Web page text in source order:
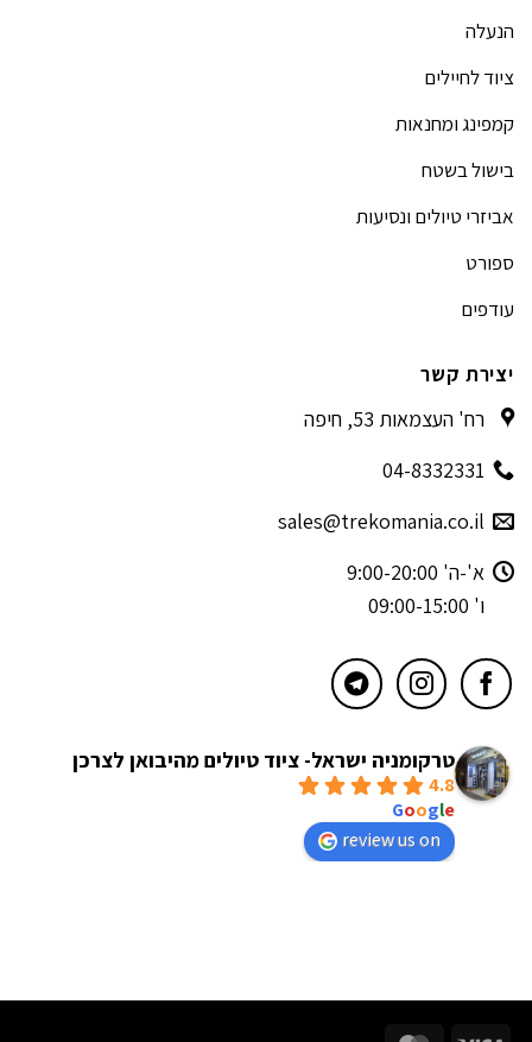
הנעלה
ציוד לחיילים
קמפינג ומחנאות
בישול בשטח
אביזרי טיולים ונסיעות
ספורט
עודפים
יצירת קשר
רח' העצמאות 53, חיפה
04-8332331
sales@trekomania.co.il
א'-ה' 9:00-20:00
ו' 09:00-15:00
טרקומניה ישראל- ציוד טיולים מהיבואן לצרכן
4.8
Google
review us on